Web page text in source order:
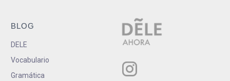
BLOG
DELE
Vocabulario
Gramática